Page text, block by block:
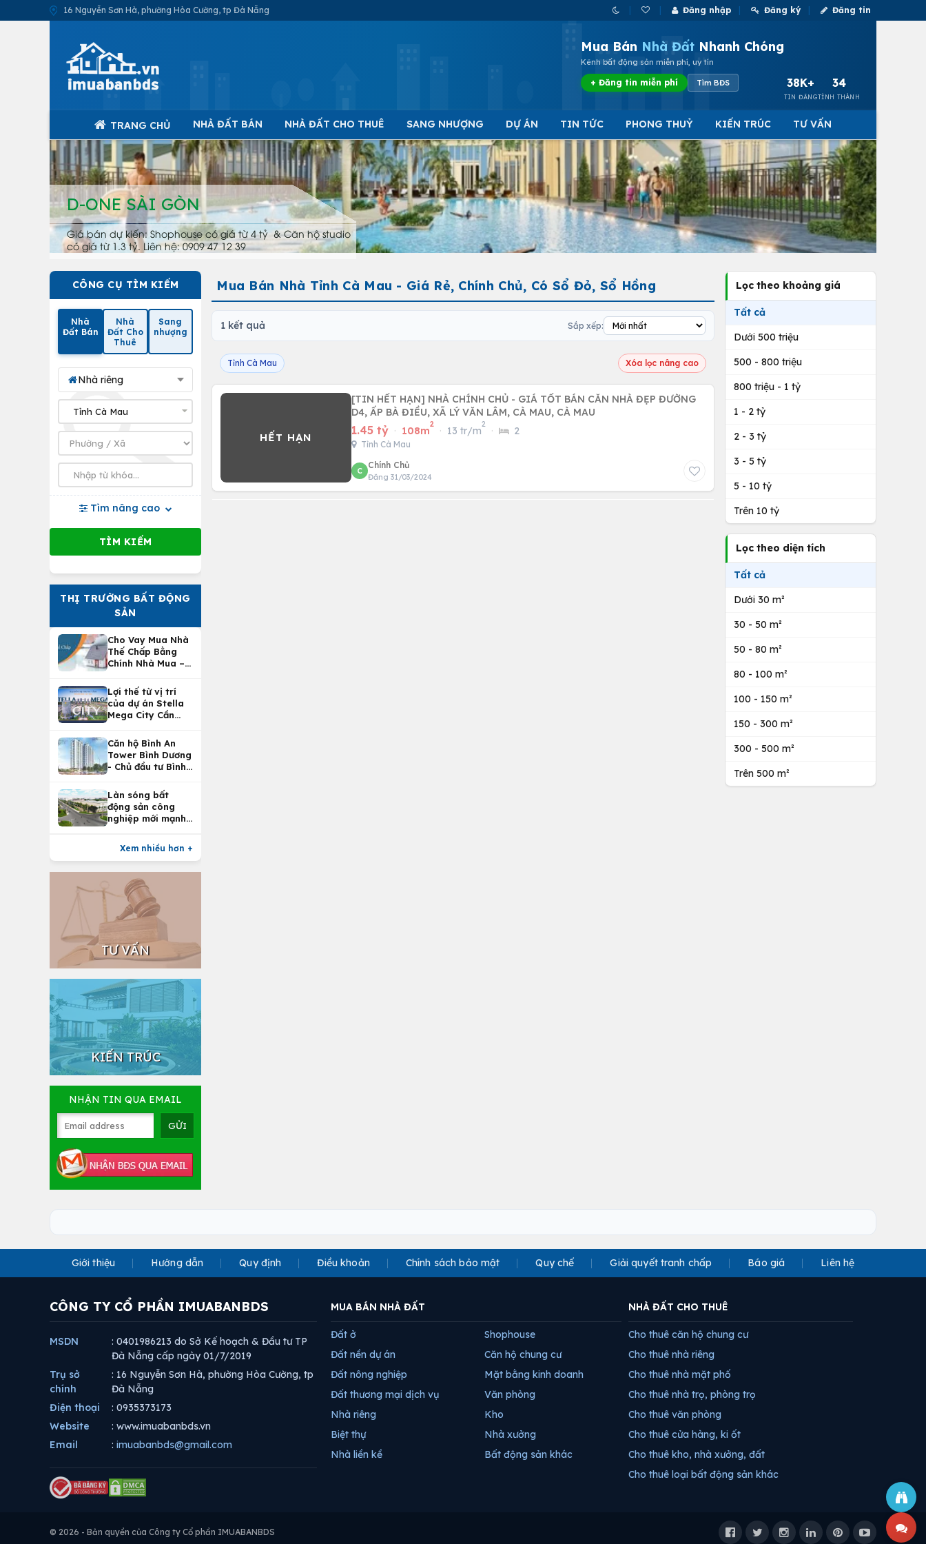
16 Nguyễn Sơn Hà, phường Hòa Cường, tp Đà Nẵng Đăng nhập Đăng ký Đăng tin
Mua Bán Nhà Đất Nhanh Chóng
Kênh bất động sản miễn phí, uy tín
+ Đăng tin miễn phí Tìm BĐS 38K+
TIN ĐĂNG
34
TỈNH THÀNH
TRANG CHỦ NHÀ ĐẤT BÁN NHÀ ĐẤT CHO THUÊ SANG NHƯỢNG DỰ ÁN TIN TỨC PHONG THUỶ KIẾN TRÚC TƯ VẤN
D-ONE SÀI GÒN
Giá bán dự kiến: Shophouse có giá từ 4 tỷ & Căn hộ studio
có giá từ 1.3 tỷ. Liên hệ: 0909 47 12 39
CÔNG CỤ TÌM KIẾM
Nhà
Đất Bán
Nhà
Đất Cho
Thuê
Sang
nhượng
Nhà riêng
Tìm nâng cao
THỊ TRƯỜNG BẤT ĐỘNG
SẢN
Cho Vay Mua Nhà
Thế Chấp Bằng
Chính Nhà Mua –
Nhà Tại
Vietcombank
Lợi thế từ vị trí
của dự án Stella
Mega City Cần
Căn hộ Bình An
Tower Bình Dương
- Chủ đầu tư Bình
Làn sóng bất
động sản công
nghiệp mới mạnh
Xem nhiều hơn +
TƯ VẤN
KIẾN TRÚC
NHẬN TIN QUA EMAIL
Mua Bán Nhà Tỉnh Cà Mau - Giá Rẻ, Chính Chủ, Có Sổ Đỏ, Sổ Hồng
1 kết quả Sắp xếp:
Tỉnh Cà Mau Xóa lọc nâng cao
[TIN HẾT HẠN] NHÀ CHÍNH CHỦ - GIÁ TỐT BÁN CĂN NHÀ ĐẸP ĐƯỜNG
D4, ẤP BÀ ĐIỀU, XÃ LÝ VĂN LÂM, CÀ MAU, CÀ MAU
1.45 tỷ · 108m
2
· 13 tr/m
2
· 2
Tỉnh Cà Mau
C
Chính Chủ
Đăng 31/03/2024
Lọc theo khoảng giá
Tất cả
Dưới 500 triệu
500 - 800 triệu
800 triệu - 1 tỷ
1 - 2 tỷ
2 - 3 tỷ
3 - 5 tỷ
5 - 10 tỷ
Trên 10 tỷ
Lọc theo diện tích
Tất cả
Dưới 30 m²
30 - 50 m²
50 - 80 m²
80 - 100 m²
100 - 150 m²
150 - 300 m²
300 - 500 m²
Trên 500 m²
Giới thiệu Hướng dẫn Quy định Điều khoản Chính sách bảo mật Quy chế Giải quyết tranh chấp Báo giá Liên hệ
CÔNG TY CỔ PHẦN IMUABANBDS
MSDN
: 0401986213 do Sở Kế hoạch & Đầu tư TP
Đà Nẵng cấp ngày 01/7/2019
Trụ sở
chính
: 16 Nguyễn Sơn Hà, phường Hòa Cường, tp
Đà Nẵng
Điện thoại
: 0935373173
Website
: www.imuabanbds.vn
Email
: imuabanbds@gmail.com
MUA BÁN NHÀ ĐẤT
Đất ở
Đất nền dự án
Đất nông nghiệp
Đất thương mại dịch vụ
Nhà riêng
Biệt thự
Nhà liền kề
Shophouse
Căn hộ chung cư
Mặt bằng kinh doanh
Văn phòng
Kho
Nhà xưởng
Bất động sản khác
NHÀ ĐẤT CHO THUÊ
Cho thuê căn hộ chung cư
Cho thuê nhà riêng
Cho thuê nhà mặt phố
Cho thuê nhà trọ, phòng trọ
Cho thuê văn phòng
Cho thuê cửa hàng, ki ốt
Cho thuê kho, nhà xưởng, đất
Cho thuê loại bất động sản khác
© 2026 - Bản quyền của Công ty Cổ phần IMUABANBDS